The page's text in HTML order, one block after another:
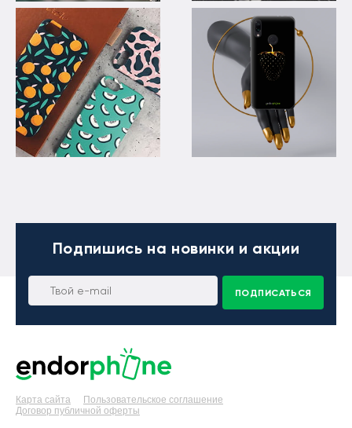
Подпишись на новинки и акции
ПОДПИСАТЬСЯ
Карта сайта
Пользовательское соглашение
Договор публичной оферты